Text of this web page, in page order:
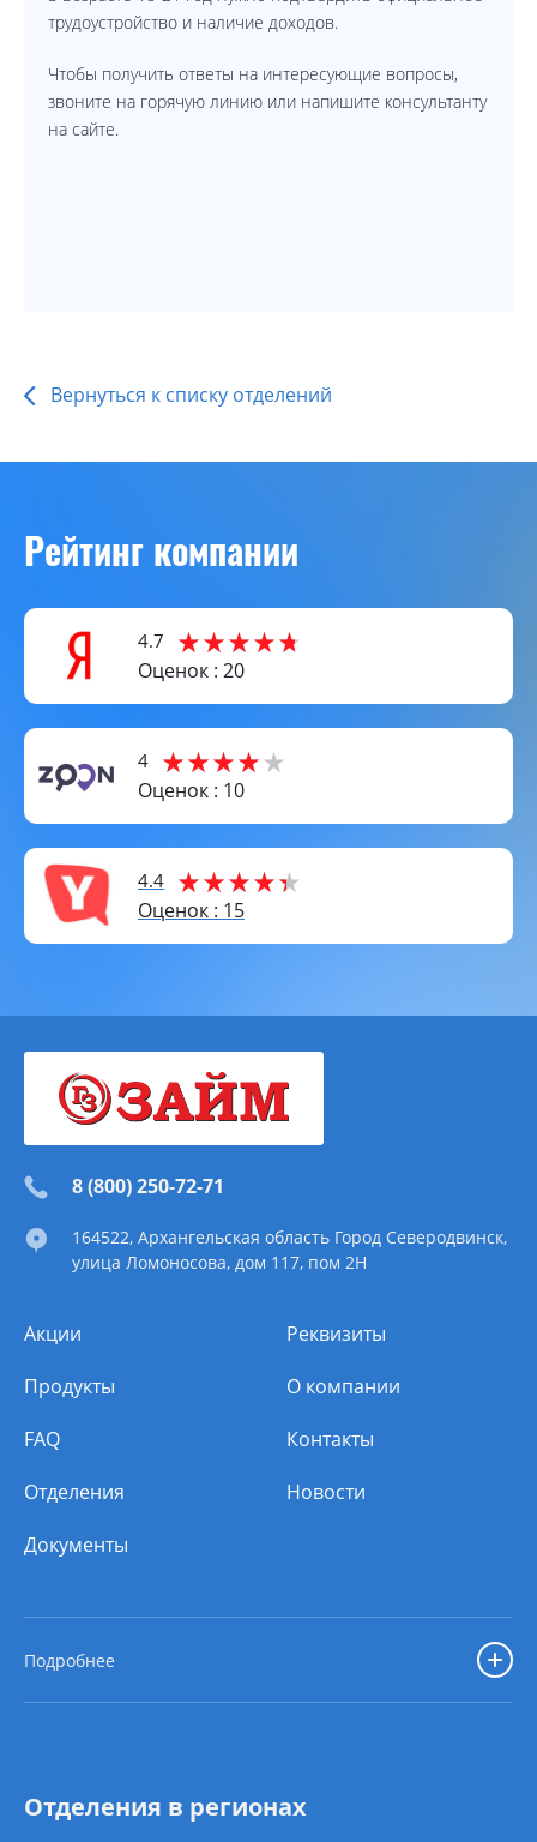
трудоустройство и наличие доходов.
Чтобы получить ответы на интересующие вопросы,
звоните на горячую линию или напишите консультанту
на сайте.
Вернуться к списку отделений
Рейтинг компании
4.7
Оценок : 20
4
Оценок : 10
4.4
Оценок : 15
8 (800) 250-72-71
164522, Архангельская область Город Северодвинск,
улица Ломоносова, дом 117, пом 2Н
Акции
Продукты
FAQ
Отделения
Документы
Реквизиты
О компании
Контакты
Новости
Подробнее
Отделения в регионах